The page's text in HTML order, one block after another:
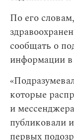
По его
сообщать о
информации
которые
и
публиковали
первых